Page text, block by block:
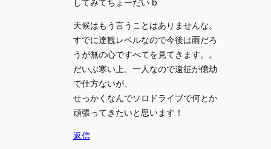
天候はもう言うことはありませんな。
すでに達観レベルなので今後は雨だろ
うが無の心ですべてを見てきます。。
だいぶ寒い上、一人なので遠征が億劫
で仕方ないが、
せっかくなんでソロドライブで何とか
頑張ってきたいと思います！
返信